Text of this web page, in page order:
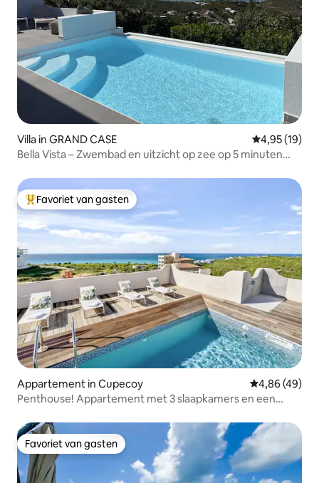
Villa in GRAND CASE Gemiddelde
4,95 (19)
Bella Vista – Zwembad en uitzicht op zee op 5 minuten
Topfavoriet van gasten
Favoriet van gasten
Appartement in Cupecoy Gemiddelde
4,86 (49)
Penthouse! Appartement met 3 slaapkamers en een
Favoriet van gasten
Favoriet van gasten